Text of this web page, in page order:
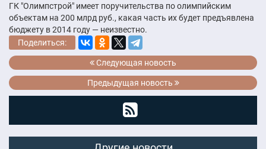
ГК "Олимпстрой" имеет поручительства по олимпийским
объектам на 200 млрд руб., какая часть их будет предъявлена
бюджету в 2014 году — неизвестно.
Поделиться:
Следующая новость
Предыдущая новость